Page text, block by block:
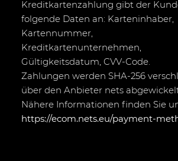
Kreditkartenzahlung gibt der
folgende Daten an: Karteninhaber,
Kartennummer,
Kreditkartenunternehmen,
Gültigkeitsdatum, CVV-Code.
Zahlungen werden SHA-256
über den Anbieter nets
Nähere Informationen finden Sie
https://ecom.nets.eu/payment-